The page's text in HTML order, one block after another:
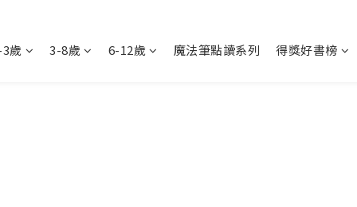
歲 3-8歲 6-12歲 魔法筆點讀系列 得獎好書榜